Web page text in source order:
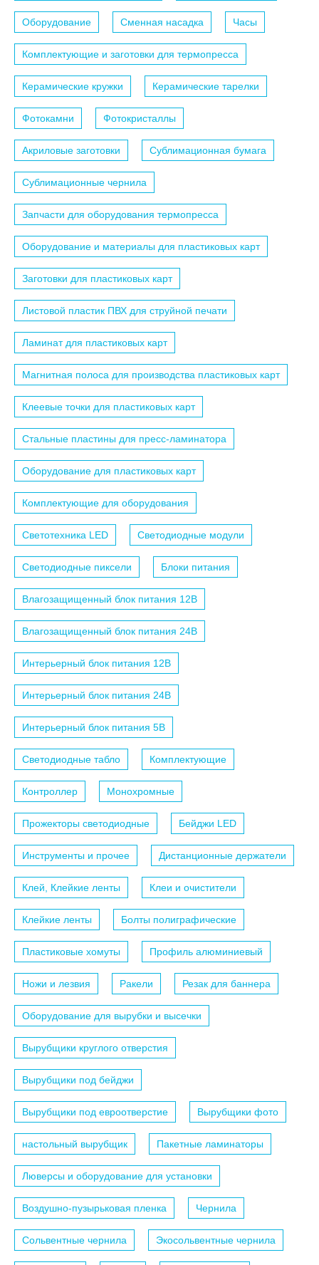
Оборудование Сменная насадка Часы
Комплектующие и заготовки для термопресса
Керамические кружки Керамические тарелки
Фотокамни Фотокристаллы
Акриловые заготовки Сублимационная бумага
Сублимационные чернила
Запчасти для оборудования термопресса
Оборудование и материалы для пластиковых карт
Заготовки для пластиковых карт
Листовой пластик ПВХ для струйной печати
Ламинат для пластиковых карт
Магнитная полоса для производства пластиковых карт
Клеевые точки для пластиковых карт
Стальные пластины для пресс-ламинатора
Оборудование для пластиковых карт
Комплектующие для оборудования
Светотехника LED Светодиодные модули
Светодиодные пиксели Блоки питания
Влагозащищенный блок питания 12B
Влагозащищенный блок питания 24B
Интерьерный блок питания 12B
Интерьерный блок питания 24B
Интерьерный блок питания 5B
Светодиодные табло Комплектующие
Контроллер Монохромные
Прожекторы светодиодные Бейджи LED
Инструменты и прочее Дистанционные держатели
Клей, Клейкие ленты Клеи и очистители
Клейкие ленты Болты полиграфические
Пластиковые хомуты Профиль алюминиевый
Ножи и лезвия Ракели Резак для баннера
Оборудование для вырубки и высечки
Вырубщики круглого отверстия
Вырубщики под бейджи
Вырубщики под евроотверстие Вырубщики фото
настольный вырубщик Пакетные ламинаторы
Люверсы и оборудование для установки
Воздушно-пузырьковая пленка Чернила
Сольвентные чернила Экосольвентные чернила